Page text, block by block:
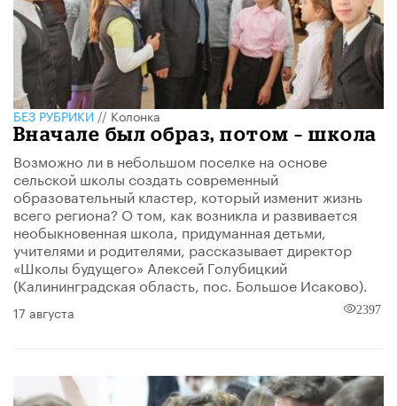
БЕЗ РУБРИКИ//Колонка
Вначале был образ, потом – школа
Возможно ли в небольшом поселке на основе
сельской школы создать современный
образовательный кластер, который изменит жизнь
всего региона? О том, как возникла и развивается
необыкновенная школа, придуманная детьми,
учителями и родителями, рассказывает директор
«Школы будущего» Алексей Голубицкий
(Калининградская область, пос. Большое Исаково).
17 августа 2397